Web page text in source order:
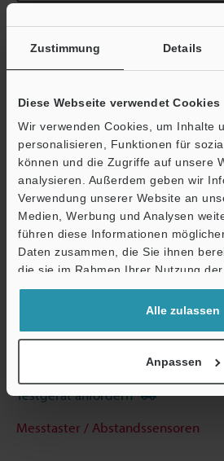
Zustimmung Details
Diese Webseite verwendet Cookies
Wir verwenden Cookies, um Inhalte
personalisieren, Funktionen für
können und die Zugriffe auf unsere
analysieren. Außerdem geben wir
Verwendung unserer Website an
Medien, Werbung und Analysen
führen diese Informationen
Daten zusammen, die Sie ihnen
die sie im Rahmen Ihrer Nutzung
haben.
Alle zulassen
Anpassen
Broschüre herunterladen
Technische Leitfäden
Datenblatt (PDF)
CAD / CAE
Handbücher
Fragen
Testgerät anfordern
Messtaster / Abstandssensoren